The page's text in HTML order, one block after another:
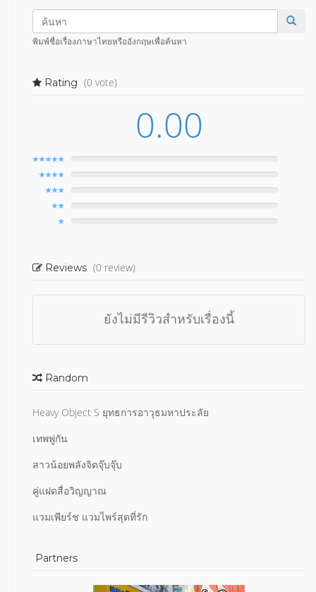
พิมพ์ชื่อเรื่องภาษาไทยหรืออังกฤษเพื่อค้นหา
Rating (0 vote)
0.00
Reviews (0 review)
ยังไม่มีรีวิวสำหรับเรื่องนี้
Random
Heavy Object S ยุทธการอาวุธมหาประลัย
เทพพู่กัน
สาวน้อยพลังจิตจุ๊บจุ๊บ
คู่แฝดสื่อวิญญาณ
แวมเพียร์ช แวมไพร์สุดที่รัก
Partners